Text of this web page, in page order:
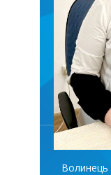
Волинець